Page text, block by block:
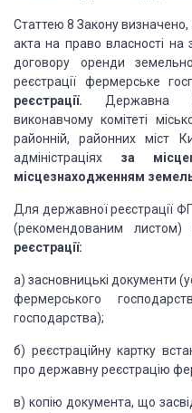
Статтею 8 Закону
акта на право власності на
договору оренди
реєстрації фермерське
реєстрації. Державна
виконавчому комітеті
районній, районних міст
адміністраціях за
місцезнаходженням
Для державної реєстрації
(рекомендованим листом)
реєстрації:
а) засновницькі документи
фермерського
господарства);
б) реєстраційну картку
про державну реєстрацію
в) копію документа, що